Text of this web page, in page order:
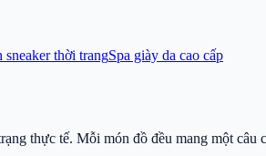
sneaker thời trangSpa giày da cao cấp
thực tế. Mỗi món đồ đều mang một câu